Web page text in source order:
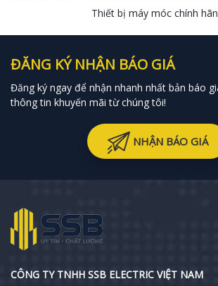
Thiết bị máy móc chính
ĐĂNG KÝ NHẬN BÁO GIÁ
Đăng ký ngay để nhận nhanh nhất bản báo
thông tin khuyến mãi từ chúng tôi!
NHẬN BÁO GIÁ
CÔNG TY TNHH SSB ELECTRIC VIỆT NAM